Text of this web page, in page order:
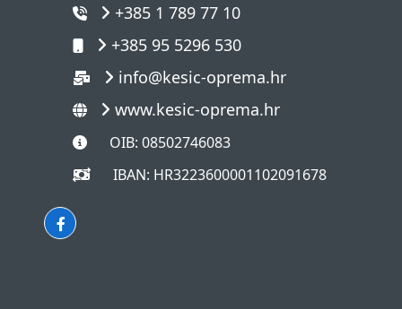
+385 1 789 77 10
+385 95 5296 530
info@kesic-oprema.hr
www.kesic-oprema.hr
OIB: 08502746083
IBAN: HR3223600001102091678